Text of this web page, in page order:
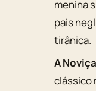
menina
pais
tirânica.
A
clássico